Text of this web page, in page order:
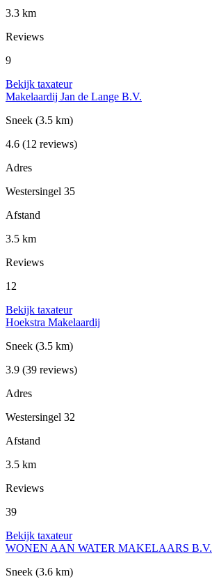
3.3 km
Reviews
9
Bekijk taxateur
Makelaardij Jan de Lange B.V.
Sneek (3.5 km)
4.6 (12 reviews)
Adres
Westersingel 35
Afstand
3.5 km
Reviews
12
Bekijk taxateur
Hoekstra Makelaardij
Sneek (3.5 km)
3.9 (39 reviews)
Adres
Westersingel 32
Afstand
3.5 km
Reviews
39
Bekijk taxateur
WONEN AAN WATER MAKELAARS B.V.
Sneek (3.6 km)